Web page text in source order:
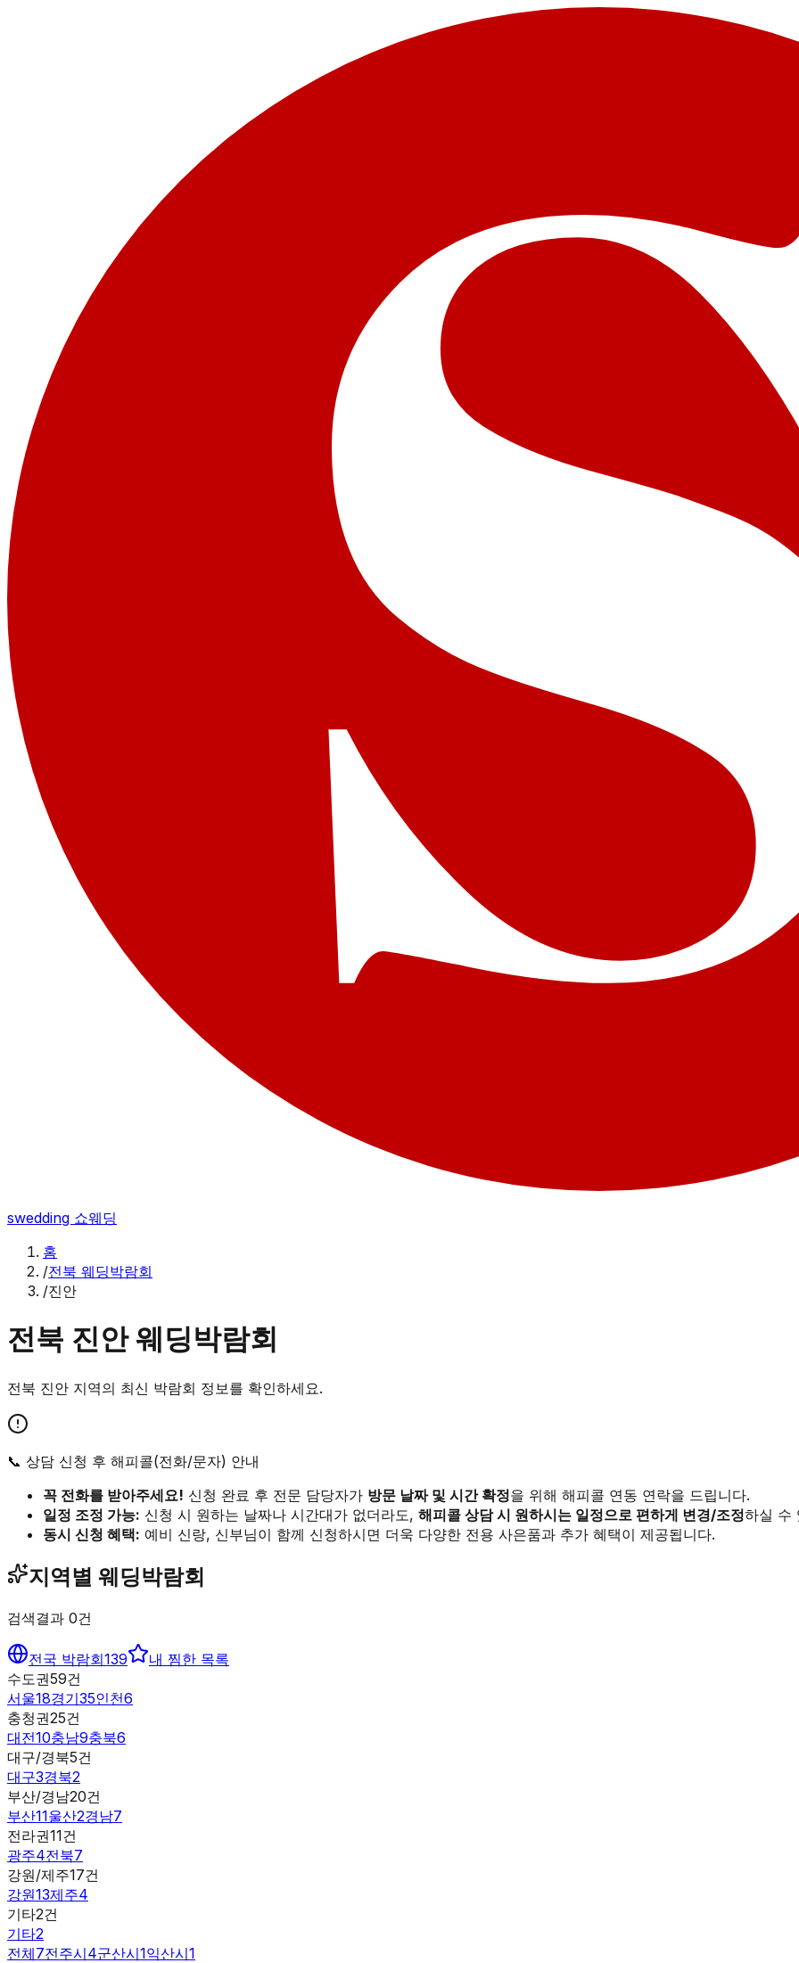
swedding 쇼웨딩
홈
/전북 웨딩박람회
/진안
전북 진안웨딩박람회
전북 진안 지역의 최신 박람회 정보를 확인하세요.
📞 상담 신청 후 해피콜(전화/문자) 안내
꼭 전화를 받아주세요! 신청 완료 후 전문 담당자가 방문 날짜 및 시간 확정을 위해 해피콜 연동 연락을 드립니다.
일정 조정 가능: 신청 시 원하는 날짜나 시간대가 없더라도, 해피콜 상담 시 원하시는 일정으로 편하게 변경/조정하실 수
동시 신청 혜택: 예비 신랑, 신부님이 함께 신청하시면 더욱 다양한 전용 사은품과 추가 혜택이 제공됩니다.
지역별 웨딩박람회
검색결과 0건
전국 박람회139
내 찜한 목록
수도권59건
서울18경기35인천6
충청권25건
대전10충남9충북6
대구/경북5건
대구3경북2
부산/경남20건
부산11울산2경남7
전라권11건
광주4전북7
강원/제주17건
강원13제주4
기타2건
기타2
전체7전주시4군산시1익산시1